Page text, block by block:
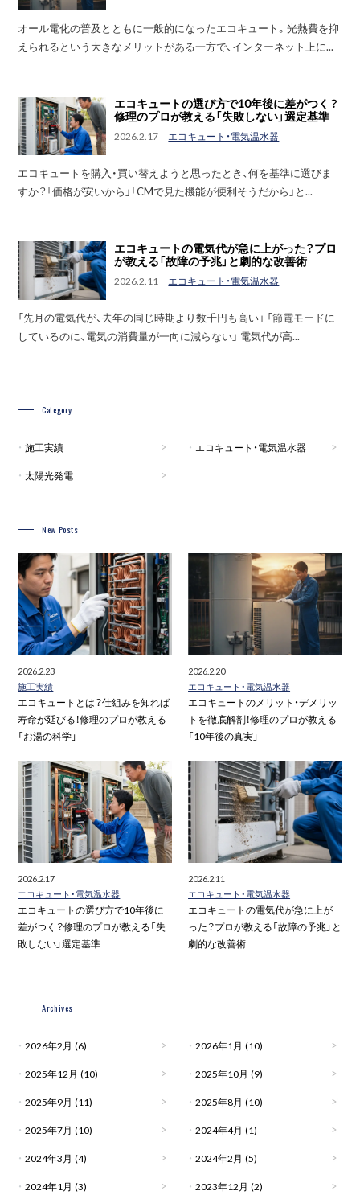
オール電化の普及とともに一般的になったエコキュート。光熱費を抑
えられるという大きなメリットがある一方で、インターネット上に...
エコキュートの選び方で10年後に差がつく？
修理のプロが教える「失敗しない」選定基準
2026.2.17 エコキュート・電気温水器
エコキュートを購入・買い替えようと思ったとき、何を基準に選びま
すか？「価格が安いから」「CMで見た機能が便利そうだから」と...
エコキュートの電気代が急に上がった？プロ
が教える「故障の予兆」と劇的な改善術
2026.2.11 エコキュート・電気温水器
「先月の電気代が、去年の同じ時期より数千円も高い」 「節電モードに
しているのに、電気の消費量が一向に減らない」 電気代が高...
Category
施工実績
エコキュート・電気温水器
太陽光発電
New Posts
2026.2.23
施工実績
エコキュートとは？仕組みを知れば
寿命が延びる！修理のプロが教える
「お湯の科学」
2026.2.20
エコキュート・電気温水器
エコキュートのメリット・デメリッ
トを徹底解剖！修理のプロが教える
「10年後の真実」
2026.2.17
エコキュート・電気温水器
エコキュートの選び方で10年後に
差がつく？修理のプロが教える「失
敗しない」選定基準
2026.2.11
エコキュート・電気温水器
エコキュートの電気代が急に上が
った？プロが教える「故障の予兆」と
劇的な改善術
Archives
2026年2月 (6) 2026年1月 (10)
2025年12月 (10) 2025年10月 (9)
2025年9月 (11) 2025年8月 (10)
2025年7月 (10) 2024年4月 (1)
2024年3月 (4) 2024年2月 (5)
2024年1月 (3) 2023年12月 (2)